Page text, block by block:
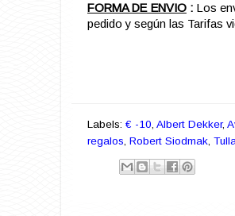
FORMA DE ENVIO: Los
pedido y según las Tarifas
Labels: € -10, Albert Dekker,
regalos, Robert Siodmak,